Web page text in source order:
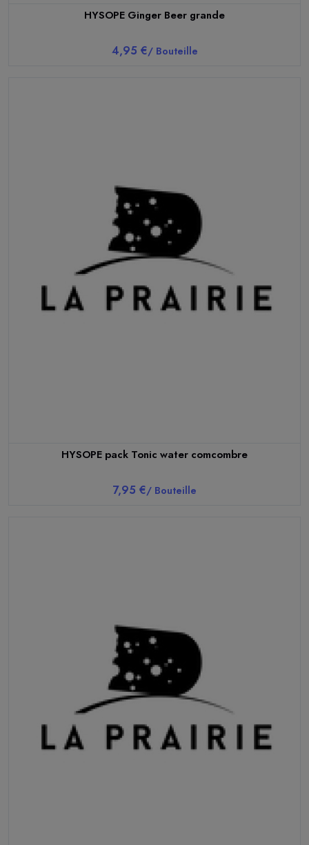
HYSOPE Ginger Beer grande
4,95 €/ Bouteille
HYSOPE pack Tonic water comcombre
7,95 €/ Bouteille